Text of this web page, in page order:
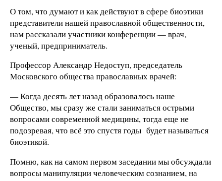
О том, что думают и как действуют в сфере биоэтики
представители нашей православной общественности,
нам рассказали участники конференции — врач,
ученый, предприниматель.
Профессор Александр Недоступ, председатель
Московского общества православных врачей:
— Когда десять лет назад образовалось наше
Общество, мы сразу же стали заниматься острыми
вопросами современной медицины, тогда еще не
подозревая, что всё это спустя годы будет называться
биоэтикой.
Помню, как на самом первом заседании мы обсуждали
вопросы манипуляции человеческим сознанием, на